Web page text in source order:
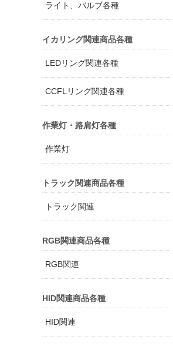
ライト、バルブ各種
イカリング関連商品各種
LEDリング関連各種
CCFLリング関連各種
作業灯・路肩灯各種
作業灯
トラック関連商品各種
トラック関連
RGB関連商品各種
RGB関連
HID関連商品各種
HID関連